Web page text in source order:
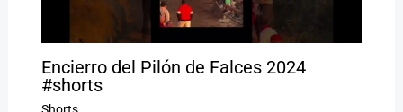
Encierro del Pilón de Falces 2024
#shorts